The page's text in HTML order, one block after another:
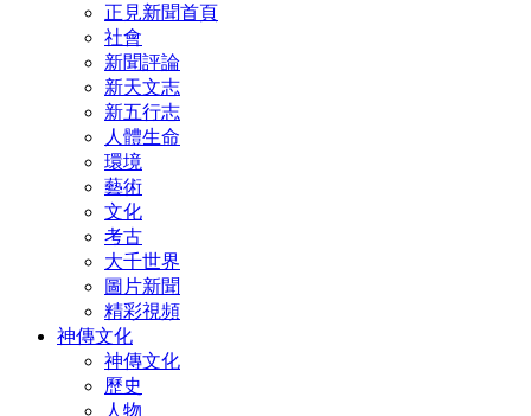
正見新聞首頁
社會
新聞評論
新天文志
新五行志
人體生命
環境
藝術
文化
考古
大千世界
圖片新聞
精彩視頻
神傳文化
神傳文化
歷史
人物